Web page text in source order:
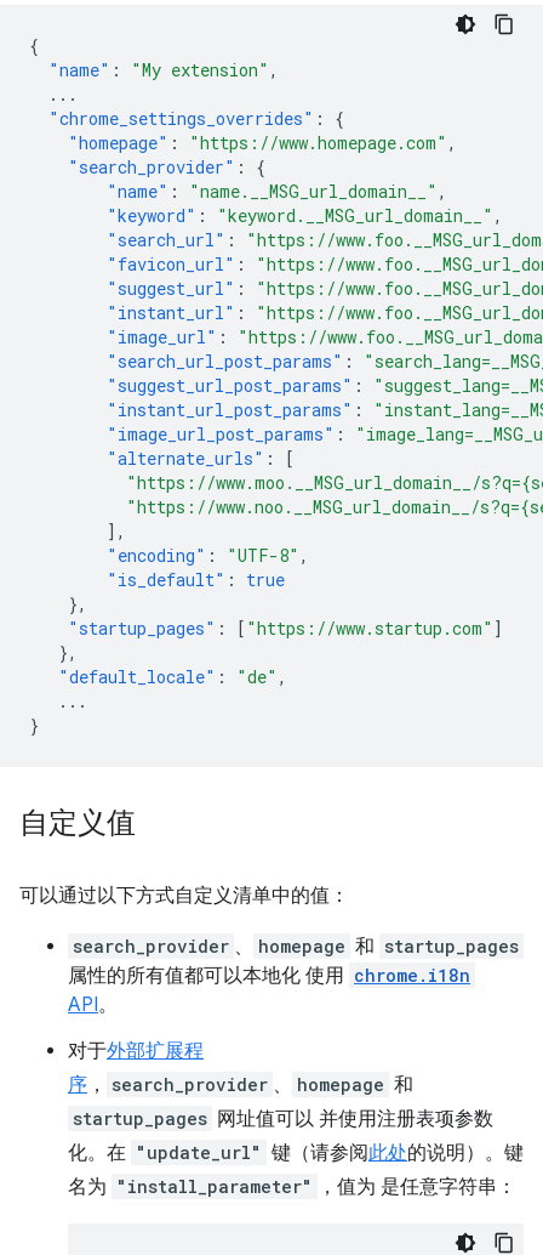
{
"name" : "My extension" ,
...
"chrome_settings_overrides" :
{
"homepage" : "https://www.homepage.com" ,
"search_provider" :
{
"name" : "name.__MSG_url_domain__" ,
"keyword" : "keyword.__MSG_url_domain__" ,
"search_url" :
"https://
"favicon_url" :
"https://
"suggest_url" :
"https://
"instant_url" :
"https://
"image_url" :
"https://
"search_url_post_params" :
"suggest_url_post_params" :
"instant_url_post_params" :
"image_url_post_params" :
"alternate_urls" :
[
"https://www.moo.__MSG_url_domain__/
"https://www.noo.__MSG_url_domain__/
],
"encoding" : "UTF-8" ,
"is_default" :
true
},
"startup_pages" : [ "https://www.startup.com" ]
},
"default_locale" : "de" ,
...
}
自定义值
可以通过以下方式自定义清单中的值：
search_provider 、 homepage 和 startup_pages
属性的所有值都可以本地化 使用 chrome.i18n
API。
对于外部扩展程
序 ， search_provider 、 homepage 和
startup_pages 网址值可以 并使用注册表项参数
化。在 "update_url" 键（请参阅此处的说明）。键
名为 "install_parameter" ，值为 是任意字符串：